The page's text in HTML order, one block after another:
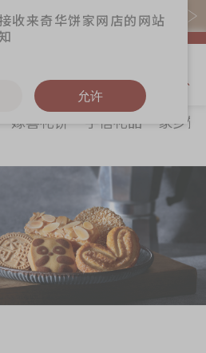
现货产品可赚易赏钱($5=1分)
食
礼饼
品
食
品
更多
奇华工作坊
奇华茶室
联络奇华
加入奇华
嫁喜礼饼 手信礼品
家乡饼
收来奇华饼家网店的网站
允许